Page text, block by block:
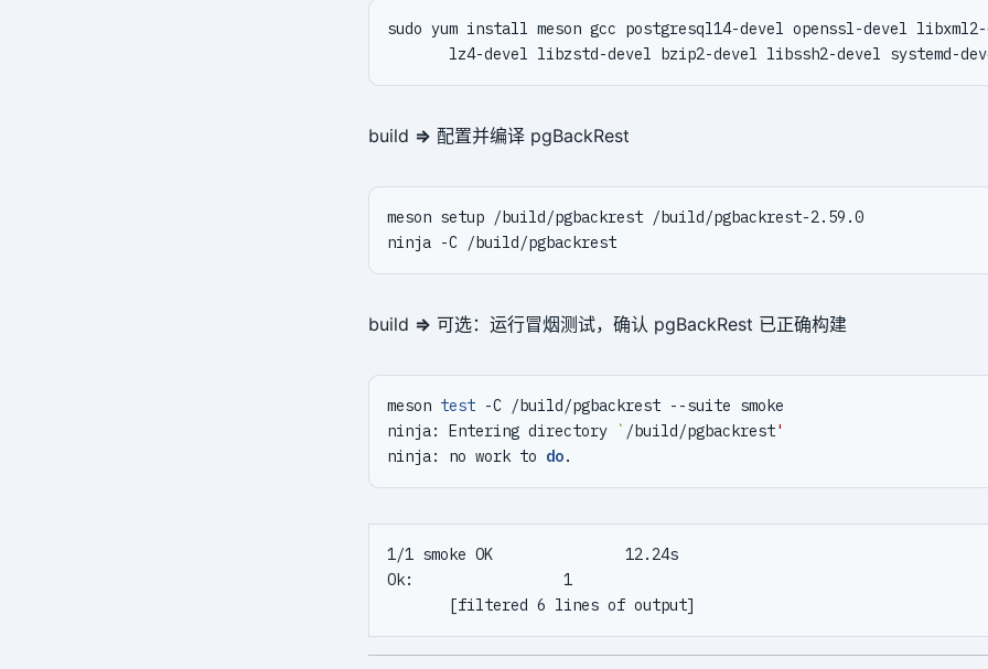
sudo yum install meson gcc postgresql14-devel openssl-devel
build ⇒ 配置并编译 pgBackRest
build ⇒ 可选：运行冒烟测试，确认 pgBackRest 已正确构建
meson test
ninja: Entering directory ` /build/pgbackrest'
ninja: no work to do
1/1 smoke OK               12.24s
Ok:                 1